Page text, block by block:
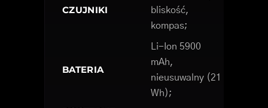
CZUJNIKI
bliskość,
kompas;
BATERIA
Li-Ion 5900
mAh,
nieusuwalny (21
Wh);